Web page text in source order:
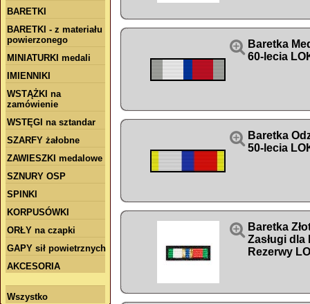
BARETKI
BARETKI - z materiału
powierzonego
MINIATURKI medali
IMIENNIKI
WSTĄŻKI na
zamówienie
WSTĘGI na sztandar
SZARFY żałobne
ZAWIESZKI medalowe
SZNURY OSP
SPINKI
KORPUSÓWKI
ORŁY na czapki
GAPY sił powietrznych
AKCESORIA
Wszystko
 Baretka
60-lecia
 Baretka
50-lecia
 Baretka
Zasługi dla
Rezerwy